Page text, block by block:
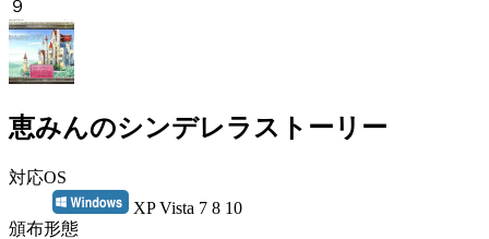
９
恵みんのシンデレラストーリー
対応OS
XP Vista 7 8 10
頒布形態